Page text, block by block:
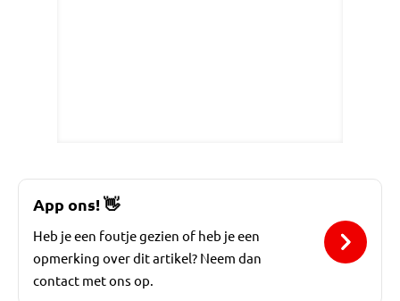
App ons! 👋
Heb je een foutje gezien of heb je een
opmerking over dit artikel? Neem dan
contact met ons op.